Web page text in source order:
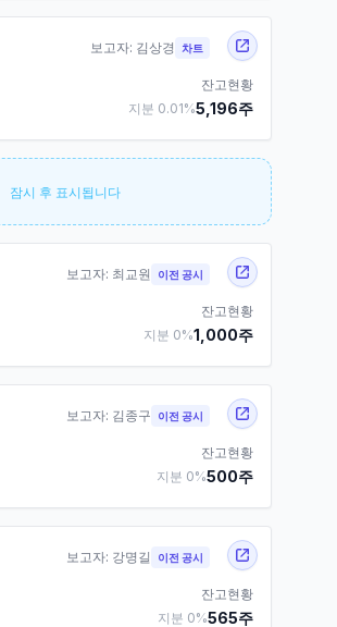
보고자: 김상경 차트
잔고현황
지분 0.01%5,196주
잠시 후 표시됩니다
보고자: 최교원 이전 공시
잔고현황
지분 0%1,000주
보고자: 김종구 이전 공시
잔고현황
지분 0%500주
보고자: 강명길 이전 공시
잔고현황
지분 0%565주